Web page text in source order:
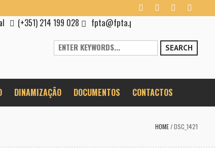
(+351) 214 199 028 fpta@fpta.pt
SEARCH
DINAMIZAÇÃO DOCUMENTOS CONTACTOS
HOME /DSC_1421